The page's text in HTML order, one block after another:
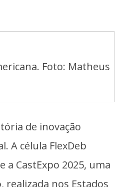
Foto: Matheus
de inovação
A célula FlexDeb
CastExpo 2025, uma
nos Estados